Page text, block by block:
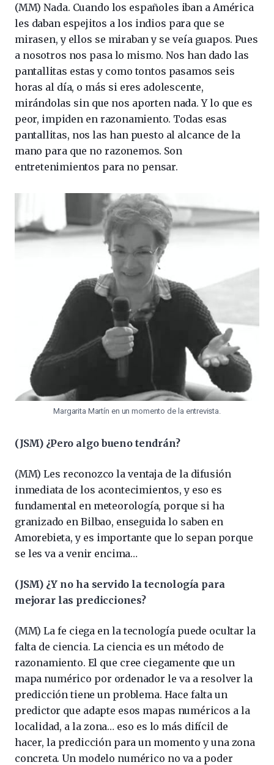
(MM) Nada. Cuando los españoles iban a América
les daban espejitos a los indios para que se
mirasen, y ellos se miraban y se veía guapos. Pues
a nosotros nos pasa lo mismo. Nos han dado las
pantallitas estas y como tontos pasamos seis
horas al día, o más si eres adolescente,
mirándolas sin que nos aporten nada. Y lo que es
peor, impiden en razonamiento. Todas esas
pantallitas, nos las han puesto al alcance de la
mano para que no razonemos. Son
entretenimientos para no pensar.
Margarita Martín en un momento de la entrevista.
(JSM) ¿Pero algo bueno tendrán?
(MM) Les reconozco la ventaja de la difusión
inmediata de los acontecimientos, y eso es
fundamental en meteorología, porque si ha
granizado en Bilbao, enseguida lo saben en
Amorebieta, y es importante que lo sepan porque
se les va a venir encima…
(JSM) ¿Y no ha servido la tecnología para
mejorar las predicciones?
(MM) La fe ciega en la tecnología puede ocultar la
falta de ciencia. La ciencia es un método de
razonamiento. El que cree ciegamente que un
mapa numérico por ordenador le va a resolver la
predicción tiene un problema. Hace falta un
predictor que adapte esos mapas numéricos a la
localidad, a la zona… eso es lo más difícil de
hacer, la predicción para un momento y una zona
concreta. Un modelo numérico no va a poder